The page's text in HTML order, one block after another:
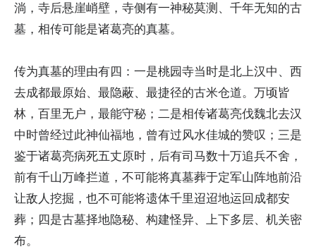
淌，寺后悬崖峭壁，寺侧有一神秘莫测、千年无知的古
墓，相传可能是诸葛亮的真墓。
传为真墓的理由有四：一是桃园寺当时是北上汉中、西
去成都最原始、最隐蔽、最捷径的古米仓道。万顷皆
林，百里无户，最能守秘；二是相传诸葛亮伐魏北去汉
中时曾经过此神仙福地，曾有过风水佳城的赞叹；三是
鉴于诸葛亮病死五丈原时，后有司马数十万追兵不舍，
前有千山万峰拦道，不可能将真墓葬于定军山阵地前沿
让敌人挖掘，也不可能将遗体千里迢迢地运回成都安
葬；四是古墓择地隐秘、构建怪异、上下多层、机关密
布。